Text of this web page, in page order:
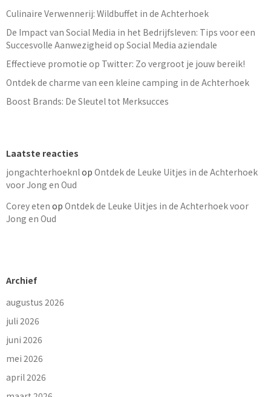
Culinaire Verwennerij: Wildbuffet in de Achterhoek
De Impact van Social Media in het Bedrijfsleven: Tips voor een
Succesvolle Aanwezigheid op Social Media aziendale
Effectieve promotie op Twitter: Zo vergroot je jouw bereik!
Ontdek de charme van een kleine camping in de Achterhoek
Boost Brands: De Sleutel tot Merksucces
Laatste reacties
jongachterhoeknl op Ontdek de Leuke Uitjes in de Achterhoek
voor Jong en Oud
Corey eten op Ontdek de Leuke Uitjes in de Achterhoek voor
Jong en Oud
Archief
augustus 2026
juli 2026
juni 2026
mei 2026
april 2026